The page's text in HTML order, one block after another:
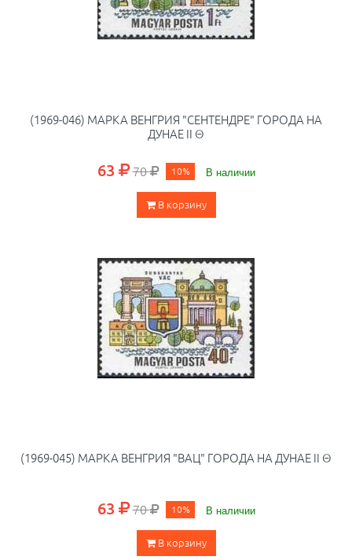
(1969-046) МАРКА ВЕНГРИЯ "СЕНТЕНДРЕ" ГОРОДА НА
ДУНАЕ II Θ
63 70 10% В наличии
В корзину
(1969-045) МАРКА ВЕНГРИЯ "ВАЦ" ГОРОДА НА ДУНАЕ II Θ
63 70 10% В наличии
В корзину